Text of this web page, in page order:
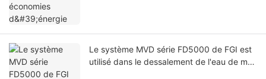
Le système MVD série FD5000 de FGI est
utilisé dans le dessalement de l'eau de mer